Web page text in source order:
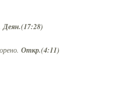
Деян.(17:28)
Откр.(4:11)